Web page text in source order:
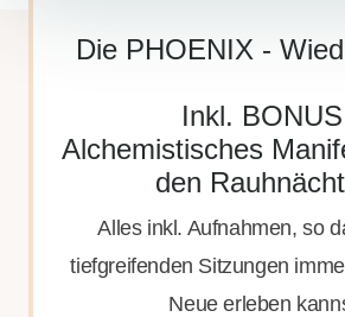
Die PHOENIX -
Inkl.
Alchemistisches
den
Alles inkl. Aufnahmen, so
tiefgreifenden Sitzungen
Neue erleben